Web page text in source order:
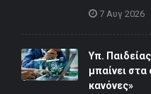
7 Αυγ 2026
Υπ.
μπαίνει
κανόνες»